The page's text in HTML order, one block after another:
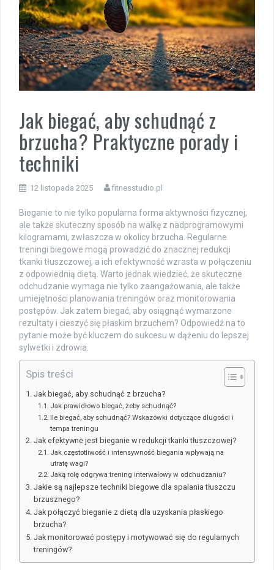
Jak biegać, aby schudnąć z
brzucha? Praktyczne porady i
techniki
12 listopada 2025 fitnesstudio.pl
Bieganie to nie tylko popularna forma aktywności fizycznej,
ale także skuteczny sposób na walkę z nadprogramowymi
kilogramami, zwłaszcza w okolicy brzucha. Regularne
treningi biegowe mogą prowadzić do znacznej redukcji
tkanki tłuszczowej, a ich efektywność wzrasta w połączeniu
z odpowiednią dietą. Warto jednak wiedzieć, że skuteczne
odchudzanie wymaga nie tylko zaangażowania, ale także
umiejętności planowania treningów oraz monitorowania
postępów. Jak zatem biegać, aby osiągnąć wymarzone
rezultaty i cieszyć się płaskim brzuchem? Odpowiedź na to
pytanie może być kluczem do sukcesu w dążeniu do lepszej
sylwetki i zdrowia.
Spis treści
Jak biegać, aby schudnąć z brzucha?
Jak prawidłowo biegać, żeby schudnąć?
Ile biegać, aby schudnąć? Wskazówki dotyczące długości i
tempa treningu
Jak efektywne jest bieganie w redukcji tkanki tłuszczowej?
Jak częstotliwość i intensywność biegania wpływają na
utratę wagi?
Jaką rolę odgrywa trening interwałowy w odchudzaniu?
Jakie są najlepsze techniki biegowe dla spalania tłuszczu
brzusznego?
Jak połączyć bieganie z dietą dla uzyskania płaskiego
brzucha?
Jak monitorować postępy i motywować się do regularnych
treningów?